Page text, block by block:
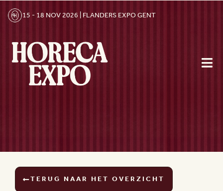
15 - 18 NOV 2026 | FLANDERS EXPO GENT
TERUG NAAR HET OVERZICHT